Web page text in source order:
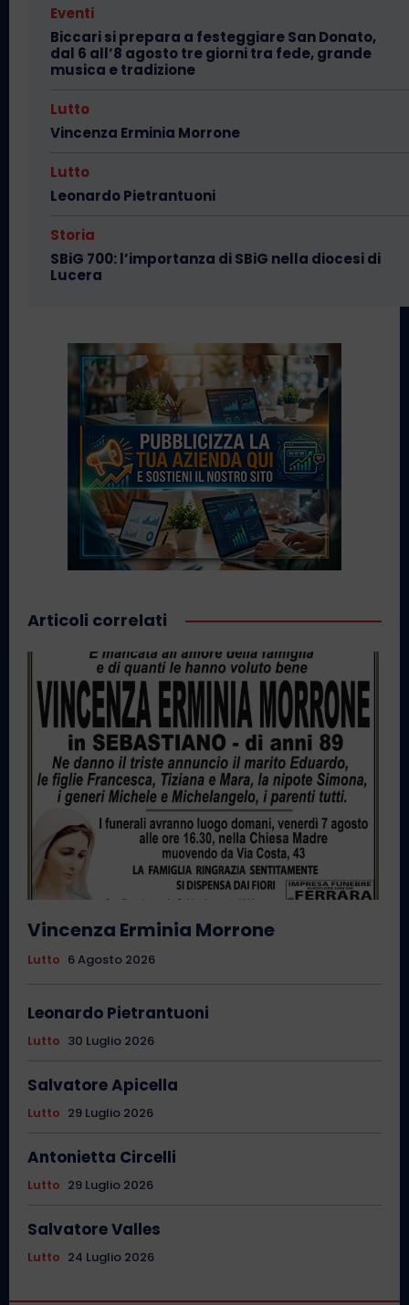
Eventi
Biccari si prepara a festeggiare San Donato,
dal 6 all’8 agosto tre giorni tra fede, grande
musica e tradizione
Lutto
Vincenza Erminia Morrone
Lutto
Leonardo Pietrantuoni
Storia
SBiG 700: l’importanza di SBiG nella diocesi di
Lucera
Articoli correlati
Vincenza Erminia Morrone
Lutto 6 Agosto 2026
Leonardo Pietrantuoni
Lutto 30 Luglio 2026
Salvatore Apicella
Lutto 29 Luglio 2026
Antonietta Circelli
Lutto 29 Luglio 2026
Salvatore Valles
Lutto 24 Luglio 2026